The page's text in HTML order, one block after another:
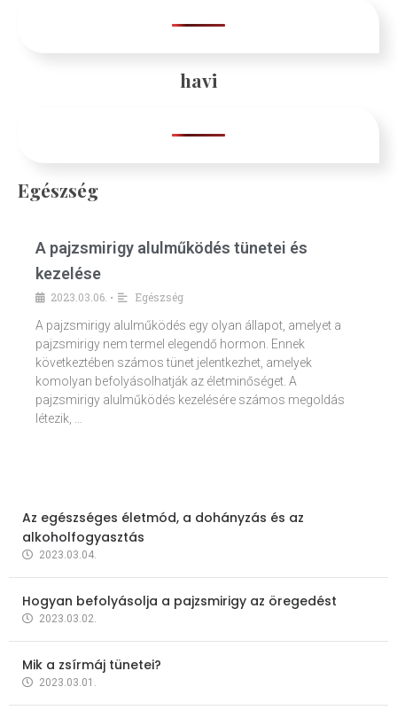
havi
Egészség
A pajzsmirigy alulműködés tünetei és
kezelése
2023.03.06. •
Egészség
A pajzsmirigy alulműködés egy olyan állapot, amelyet a
pajzsmirigy nem termel elegendő hormon. Ennek
következtében számos tünet jelentkezhet, amelyek
komolyan befolyásolhatják az életminőséget. A
pajzsmirigy alulműködés kezelésére számos megoldás
létezik, …
Az egészséges életmód, a dohányzás és az
alkoholfogyasztás
2023.03.04.
Hogyan befolyásolja a pajzsmirigy az öregedést
2023.03.02.
Mik a zsírmáj tünetei?
2023.03.01.